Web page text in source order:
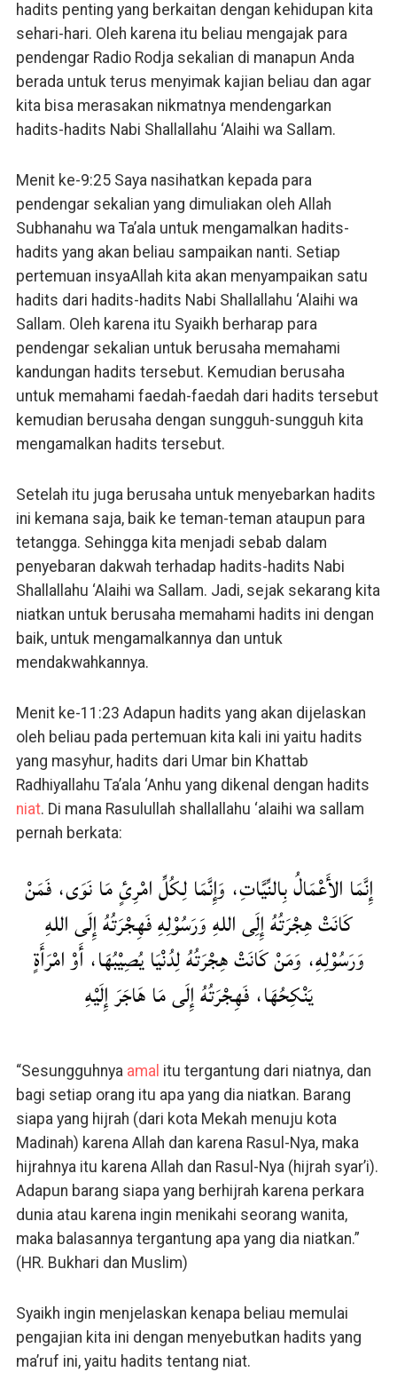
hadits penting yang berkaitan dengan kehidupan kita
sehari-hari. Oleh karena itu beliau mengajak para
pendengar Radio Rodja sekalian di manapun Anda
berada untuk terus menyimak kajian beliau dan agar
kita bisa merasakan nikmatnya mendengarkan
hadits-hadits Nabi Shallallahu ‘Alaihi wa Sallam.
Menit ke-9:25 Saya nasihatkan kepada para
pendengar sekalian yang dimuliakan oleh Allah
Subhanahu wa Ta’ala untuk mengamalkan hadits-
hadits yang akan beliau sampaikan nanti. Setiap
pertemuan insyaAllah kita akan menyampaikan satu
hadits dari hadits-hadits Nabi Shallallahu ‘Alaihi wa
Sallam. Oleh karena itu Syaikh berharap para
pendengar sekalian untuk berusaha memahami
kandungan hadits tersebut. Kemudian berusaha
untuk memahami faedah-faedah dari hadits tersebut
kemudian berusaha dengan sungguh-sungguh kita
mengamalkan hadits tersebut.
Setelah itu juga berusaha untuk menyebarkan hadits
ini kemana saja, baik ke teman-teman ataupun para
tetangga. Sehingga kita menjadi sebab dalam
penyebaran dakwah terhadap hadits-hadits Nabi
Shallallahu ‘Alaihi wa Sallam. Jadi, sejak sekarang kita
niatkan untuk berusaha memahami hadits ini dengan
baik, untuk mengamalkannya dan untuk
mendakwahkannya.
Menit ke-11:23 Adapun hadits yang akan dijelaskan
oleh beliau pada pertemuan kita kali ini yaitu hadits
yang masyhur, hadits dari Umar bin Khattab
Radhiyallahu Ta’ala ‘Anhu yang dikenal dengan hadits
niat. Di mana Rasulullah shallallahu ‘alaihi wa sallam
pernah berkata:
إِنَّمَا الأَعْمَالُ بِالنِّيَّاتِ، وَإِنَّمَا لِكُلِّ امْرِئٍ مَا نَوَى، فَمَنْ
كَانَتْ هِجْرَتُهُ إِلَِى اللهِ وَرَسُوْلِهِ فَهِجْرَتُهُ إِلَى اللهِ
وَرَسُوْلِهِ، وَمَنْ كَانَتْ هِجْرَتُهُ لِدُنْيَا يُصِيْبُهَا، أَوْ امْرَأَةٍ
يَنْكِحُهَا، فَهِجْرَتُهُ إِلَى مَا هَاجَرَ إِلَيْهِ
“Sesungguhnya amal itu tergantung dari niatnya, dan
bagi setiap orang itu apa yang dia niatkan. Barang
siapa yang hijrah (dari kota Mekah menuju kota
Madinah) karena Allah dan karena Rasul-Nya, maka
hijrahnya itu karena Allah dan Rasul-Nya (hijrah syar’i).
Adapun barang siapa yang berhijrah karena perkara
dunia atau karena ingin menikahi seorang wanita,
maka balasannya tergantung apa yang dia niatkan.”
(HR. Bukhari dan Muslim)
Syaikh ingin menjelaskan kenapa beliau memulai
pengajian kita ini dengan menyebutkan hadits yang
ma’ruf ini, yaitu hadits tentang niat.